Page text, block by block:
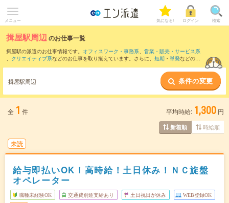
メニュー 気になる! ログイン 検索
揖屋駅周辺のお仕事一覧
揖屋駅の派遣のお仕事情報です。 オフィスワーク・事務系、 営業・販売・サービス系
、 クリエイティブ系などのお仕事を取り揃えています。さらに、 短期 ・ 単発などの期
また、松江駅
など近隣駅のお仕事もご確
認いただけます。
揖屋駅周辺 条件の変更
全 1 件 平均時給: 1,300 円
新着順 時給順
未読
給与即払いOK！高時給！土日休み！ＮＣ旋盤
オペレーター
職種未経験OK 交通費別途支給あり 土日祝日が休み WEB登録OK